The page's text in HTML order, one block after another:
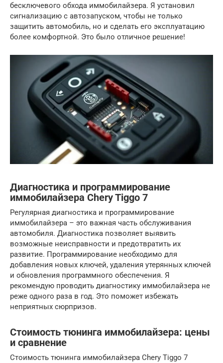
бесключевого обхода иммобилайзера. Я установил
сигнализацию с автозапуском, чтобы не только
защитить автомобиль, но и сделать его эксплуатацию
более комфортной. Это было отличное решение!
Диагностика и программирование
иммобилайзера Chery Tiggo 7
Регулярная диагностика и программирование
иммобилайзера – это важная часть обслуживания
автомобиля. Диагностика позволяет выявить
возможные неисправности и предотвратить их
развитие. Программирование необходимо для
добавления новых ключей, удаления утерянных ключей
и обновления программного обеспечения. Я
рекомендую проводить диагностику иммобилайзера не
реже одного раза в год. Это поможет избежать
неприятных сюрпризов.
Стоимость тюнинга иммобилайзера: цены
и сравнение
Стоимость тюнинга иммобилайзера Chery Tiggo 7